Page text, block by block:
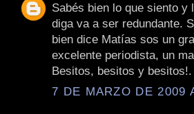
Sabés bien lo que siento y
diga va a ser redundante.
bien dice Matías sos un
excelente periodista, un
Besitos, besitos y besitos!.
7 DE MARZO DE 2009